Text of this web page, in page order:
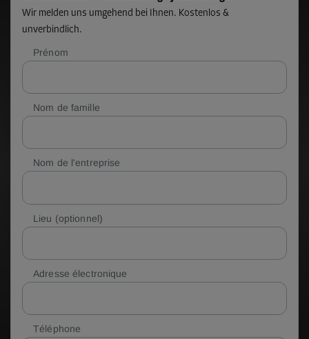
Wir melden uns umgehend bei Ihnen. Kostenlos &
unverbindlich.
Prénom
Nom de famille
Nom de l'entreprise
Lieu (optionnel)
Adresse électronique
Téléphone